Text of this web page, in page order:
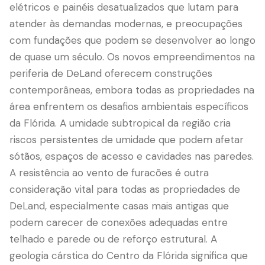
English Português✓ Español 中文
407-205-7228
elétricos e painéis desatualizados que lutam para
atender às demandas modernas, e preocupações
com fundações que podem se desenvolver ao longo
de quase um século. Os novos empreendimentos na
periferia de DeLand oferecem construções
contemporâneas, embora todas as propriedades na
área enfrentem os desafios ambientais específicos
da Flórida. A umidade subtropical da região cria
riscos persistentes de umidade que podem afetar
sótãos, espaços de acesso e cavidades nas paredes.
A resistência ao vento de furacões é outra
consideração vital para todas as propriedades de
DeLand, especialmente casas mais antigas que
podem carecer de conexões adequadas entre
telhado e parede ou de reforço estrutural. A
geologia cárstica do Centro da Flórida significa que